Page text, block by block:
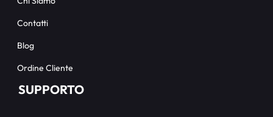
Contatti
Blog
Ordine Cliente
SUPPORTO